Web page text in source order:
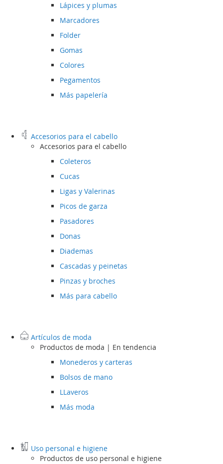
Lápices y plumas
Marcadores
Folder
Gomas
Colores
Pegamentos
Más papelería
Accesorios para el cabello
Accesorios para el cabello
Coleteros
Cucas
Ligas y Valerinas
Picos de garza
Pasadores
Donas
Diademas
Cascadas y peinetas
Pinzas y broches
Más para cabello
Artículos de moda
Productos de moda | En tendencia
Monederos y carteras
Bolsos de mano
LLaveros
Más moda
Uso personal e higiene
Productos de uso personal e higiene